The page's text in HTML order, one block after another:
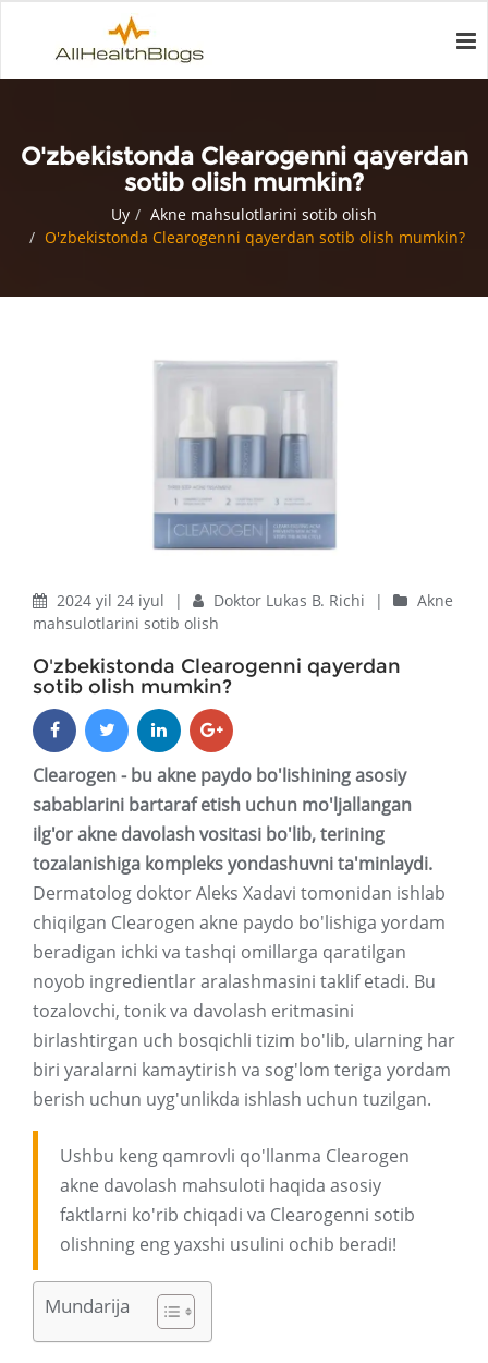
O'zbekistonda Clearogenni qayerdan
sotib olish mumkin?
Uy
Akne mahsulotlarini sotib olish
O'zbekistonda Clearogenni qayerdan sotib olish mumkin?
2024 yil 24 iyul | Doktor Lukas B. Richi |
Akne
mahsulotlarini sotib olish
O'zbekistonda Clearogenni qayerdan
sotib olish mumkin?
Clearogen - bu akne paydo bo'lishining asosiy
sabablarini bartaraf etish uchun mo'ljallangan
ilg'or akne davolash vositasi bo'lib, terining
tozalanishiga kompleks yondashuvni ta'minlaydi.
Dermatolog doktor Aleks Xadavi tomonidan ishlab
chiqilgan Clearogen akne paydo bo'lishiga yordam
beradigan ichki va tashqi omillarga qaratilgan
noyob ingredientlar aralashmasini taklif etadi. Bu
tozalovchi, tonik va davolash eritmasini
birlashtirgan uch bosqichli tizim bo'lib, ularning har
biri yaralarni kamaytirish va sog'lom teriga yordam
berish uchun uyg'unlikda ishlash uchun tuzilgan.
Ushbu keng qamrovli qo'llanma Clearogen
akne davolash mahsuloti haqida asosiy
faktlarni ko'rib chiqadi va Clearogenni sotib
olishning eng yaxshi usulini ochib beradi!
Mundarija